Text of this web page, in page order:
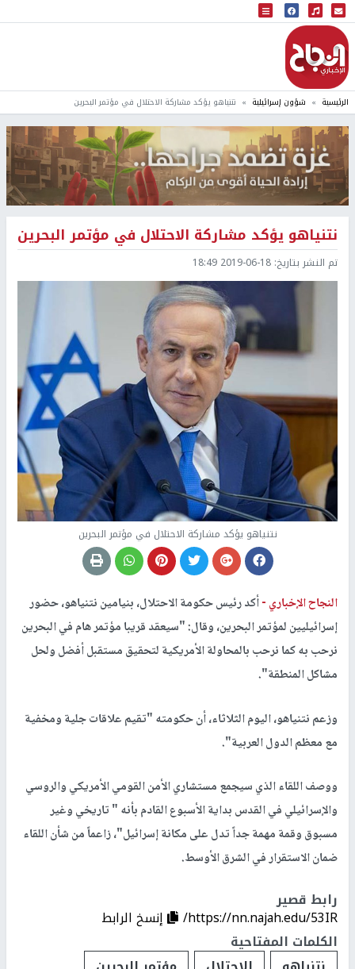
البث المباشر
إذاعة النجاح
الرئيسية شؤون إسرائيلية نتنياهو يؤكد مشاركة الاحتلال في مؤتمر البحرين
نتنياهو يؤكد مشاركة الاحتلال في مؤتمر البحرين
تم النشر بتاريخ: 2019-06-18 18:49
نتنياهو يؤكد مشاركة الاحتلال في مؤتمر البحرين
النجاح الإخباري -أكد رئيس حكومة الاحتلال، بنيامين نتنياهو، حضور
إسرائيليين لمؤتمر البحرين، وقال: "سيعقد قريبا مؤتمر هام في البحرين
نرحب به كما نرحب بالمحاولة الأمريكية لتحقيق مستقبل أفضل ولحل
مشاكل المنطقة".
وزعم نتنياهو، اليوم الثلاثاء، أن حكومته "تقيم علاقات جلية ومخفية
مع معظم الدول العربية".
ووصف اللقاء الذي سيجمع مستشاري الأمن القومي الأمريكي والروسي
والإسرائيلي في القدس بداية الأسبوع القادم بأنه " تاريخي وغير
مسبوق وقمة مهمة جداً تدل على مكانة إسرائيل"، زاعماً من شأن اللقاء
ضمان الاستقرار في الشرق الأوسط.
رابط قصير
https://nn.najah.edu/53IR/
إنسخ الرابط
الكلمات المفتاحية